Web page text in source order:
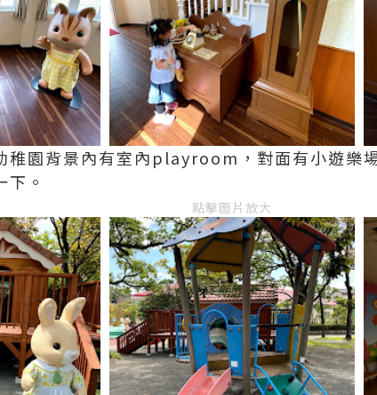
稚園背景內有室內playroom，對面有小遊樂
。
點擊圖片放大